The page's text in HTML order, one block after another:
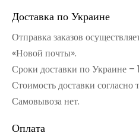
Доставка по Украине
Отправка заказов
«Новой почты».
Сроки доставки по Украине –
Стоимость доставки
Самовывоза нет.
Оплата